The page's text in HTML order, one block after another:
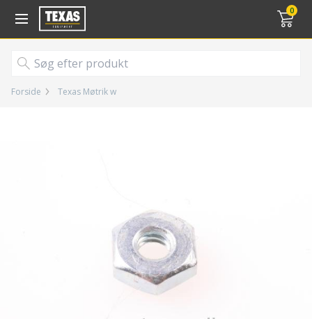
0
Gå til kurv (
Forside Texas Møtrik w